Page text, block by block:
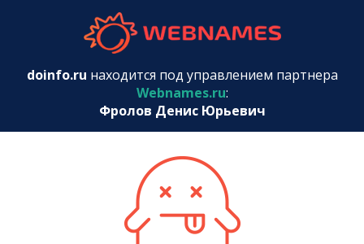
doinfo.ru находится под управлением партнера
Webnames.ru:
Фролов Денис Юрьевич